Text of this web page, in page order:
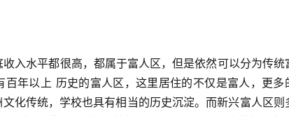
入水平都很高，都属于富人区，但是依然可以分为传统
百年以上 历史的富人区，这里居住的不仅是富人，更多
化传统，学校也具有相当的历史沉淀。而新兴富人区则